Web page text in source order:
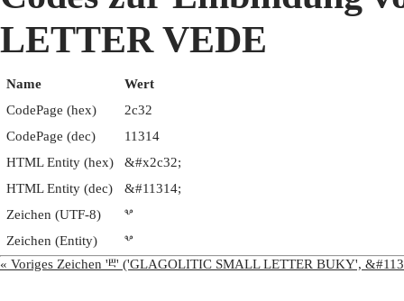
LETTER VEDE
Name
Wert
CodePage (hex)
2c32
CodePage (dec)
11314
HTML Entity (hex)
&#x2c32;
HTML Entity (dec)
&#11314;
Zeichen (UTF-8)
ⰲ
Zeichen (Entity)
ⰲ
« Voriges Zeichen 'ⰱ' ('GLAGOLITIC SMALL LETTER BUKY',